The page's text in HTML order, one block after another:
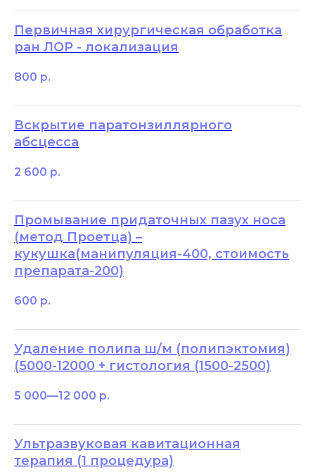
Первичная хирургическая обработка
ран ЛОР - локализация
800 р.
Вскрытие паратонзиллярного
абсцесса
2 600 р.
Промывание придаточных пазух носа
(метод Проетца) –
кукушка(манипуляция-400, стоимость
препарата-200)
600 р.
Удаление полипа ш/м (полипэктомия)
(5000-12000 + гистология (1500-2500)
5 000—12 000 р.
Ультразвуковая кавитационная
терапия (1 процедура)